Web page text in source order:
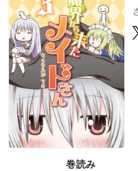
巻読み